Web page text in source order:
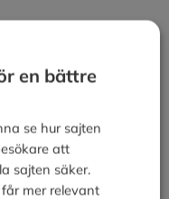
personuppgifter
en bättre
se hur sajten
att
sajten säker.
mer relevant